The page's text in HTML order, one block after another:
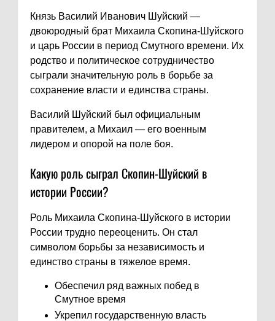
Князь Василий Иванович Шуйский —
двоюродный брат Михаила Скопина-Шуйского
и царь России в период Смутного времени. Их
родство и политическое сотрудничество
сыграли значительную роль в борьбе за
сохранение власти и единства страны.
Василий Шуйский был официальным
правителем, а Михаил — его военным
лидером и опорой на поле боя.
Какую роль сыграл Скопин-Шуйский в
истории России?
Роль Михаила Скопина-Шуйского в истории
России трудно переоценить. Он стал
символом борьбы за независимость и
единство страны в тяжелое время.
Обеспечил ряд важных побед в
Смутное время
Укрепил государственную власть